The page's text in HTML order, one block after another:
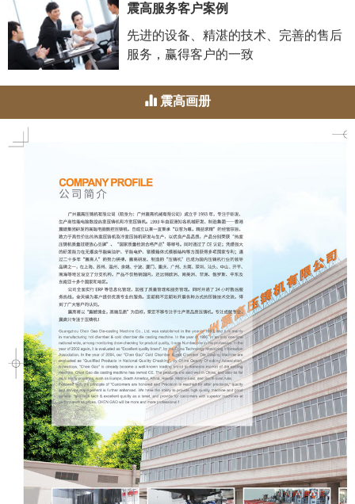
震高服务客户案例
先进的设备、精湛的技术、完善的售后
服务，赢得客户的一致
震高画册